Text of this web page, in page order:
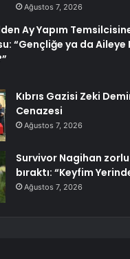
Ağustos 7, 2026
Ay Yapım
“Gençliğe ya da Aileye
Kıbrıs Gazisi Zeki
Cenazesi
Ağustos 7, 2026
Survivor Nagihan
bıraktı: “Keyfim
Ağustos 7, 2026